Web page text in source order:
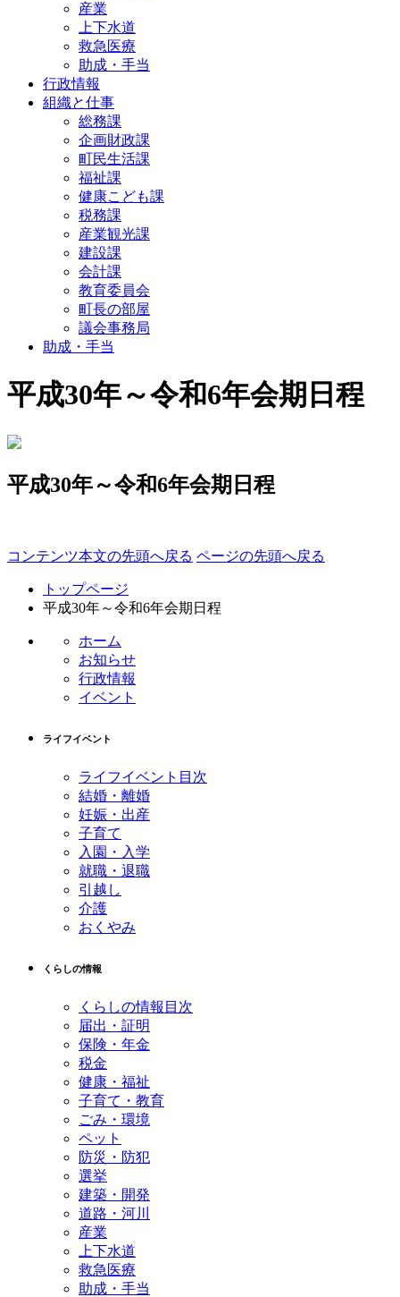
産業
上下水道
救急医療
助成・手当
行政情報
組織と仕事
総務課
企画財政課
町民生活課
福祉課
健康こども課
税務課
産業観光課
建設課
会計課
教育委員会
町長の部屋
議会事務局
助成・手当
平成30年～令和6年会期日程
平成30年～令和6年会期日程
コンテンツ本文の先頭へ戻る ページの先頭へ戻る
トップページ
平成30年～令和6年会期日程
ホーム
お知らせ
行政情報
イベント
ライフイベント
ライフイベント目次
結婚・離婚
妊娠・出産
子育て
入園・入学
就職・退職
引越し
介護
おくやみ
くらしの情報
くらしの情報目次
届出・証明
保険・年金
税金
健康・福祉
子育て・教育
ごみ・環境
ペット
防災・防犯
選挙
建築・開発
道路・河川
産業
上下水道
救急医療
助成・手当